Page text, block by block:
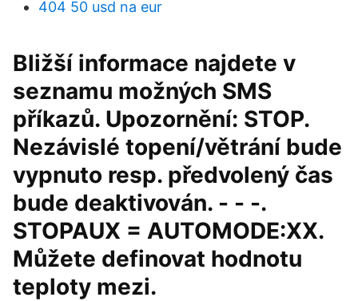
404 50 usd na eur
Bližší informace najdete v
seznamu možných SMS
příkazů. Upozornění: STOP.
Nezávislé topení/větrání bude
vypnuto resp. předvolený čas
bude deaktivován. - - -.
STOPAUX = AUTOMODE:XX.
Můžete definovat hodnotu
teploty mezi.